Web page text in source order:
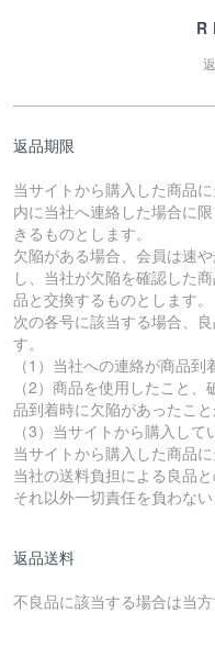
返品期限
当サイトから購入した商品
内に当社へ連絡した場合に
きるものとします。
欠陥がある場合、会員は速
し、当社が欠陥を確認した
品と交換するものとします。
次の各号に該当する場合、
す。
（1）当社への連絡が商品
（2）商品を使用したこと
品到着時に欠陥があったこ
（3）当サイトから購入し
当サイトから購入した商品
当社の送料負担による良品
それ以外一切責任を負わない
返品送料
不良品に該当する場合は当方